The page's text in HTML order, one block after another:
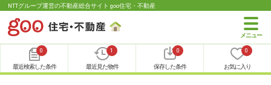
NTTグループ運営の不動産総合サイト goo住宅・不動産
0
最近検索した条件
1
最近見た物件
0
保存した条件
0
お気に入り